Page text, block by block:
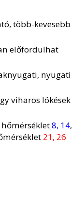
több-kevesebb
előfordulhat
nyugati
viharos lökések
8, 14,
21, 26